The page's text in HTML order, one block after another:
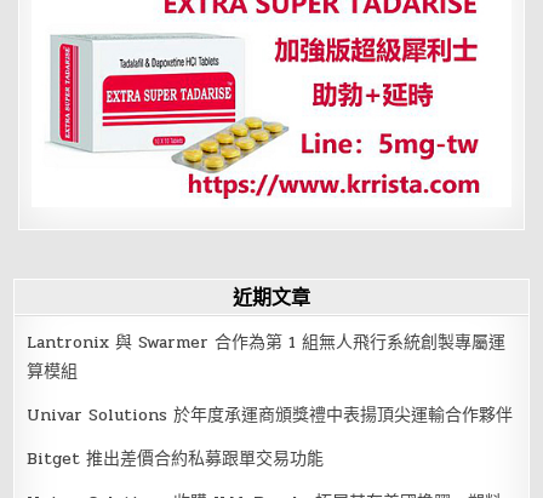
近期文章
Lantronix 與 Swarmer 合作為第 1 組無人飛行系統創製專屬運
算模組
Univar Solutions 於年度承運商頒獎禮中表揚頂尖運輸合作夥伴
Bitget 推出差價合約私募跟單交易功能